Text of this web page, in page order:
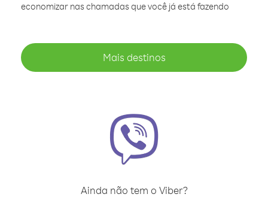
economizar nas chamadas que você já está fazendo
Mais destinos
Ainda não tem o Viber?